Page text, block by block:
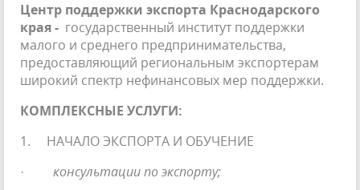
Центр поддержки экспорта Краснодарского
края - государственный институт поддержки
малого и среднего предпринимательства,
предоставляющий региональным экспортерам
широкий спектр нефинансовых мер поддержки.
КОМПЛЕКСНЫЕ УСЛУГИ:
1. НАЧАЛО ЭКСПОРТА И ОБУЧЕНИЕ
· консультации по экспорту;